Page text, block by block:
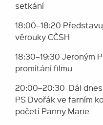
setkání
18:00–18:20
věrouky CČSH
18:30–19:30 Jeroným
promítání filmu
20:00–20:30 Dál
PS Dvořák ve farním
početí Panny Marie